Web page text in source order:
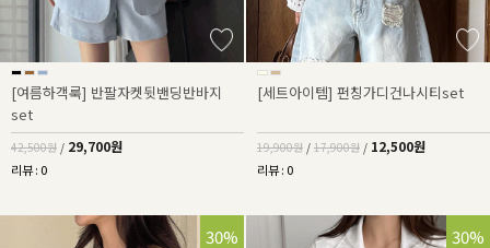
[여름하객룩] 반팔자켓뒷밴딩반바지
set
42,500원 / 29,700원
리뷰 : 0
[세트아이템] 펀칭가디건나시티set
19,900원 / 17,900원 / 12,500원
리뷰 : 0
30% 30%